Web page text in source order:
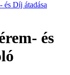
és Díj átadása
és